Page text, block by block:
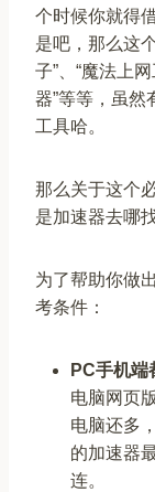
个时候你就得
是吧，那么这
子”、“魔法上
器”等等，虽然
工具哈。
那么关于这个
是加速器去哪
为了帮助你做
考条件：
PC手机端
电脑网页
电脑还多
的加速器
连。